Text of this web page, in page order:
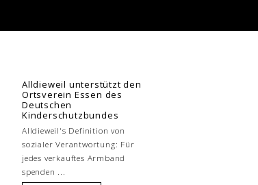
Alldieweil unterstützt den
Ortsverein Essen des
Deutschen
Kinderschutzbundes
Alldieweil's Definition von
sozialer Verantwortung: Für
jedes verkauftes Armband
spenden ...